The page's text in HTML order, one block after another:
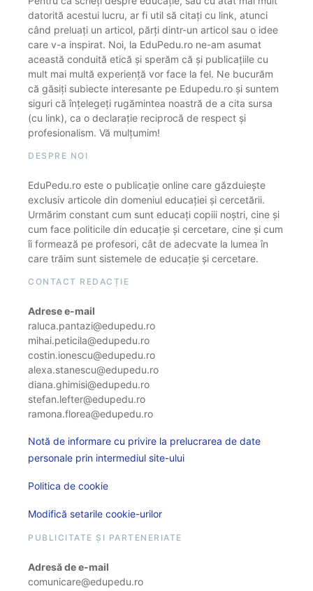
datorită acestui lucru, ar fi util să citați cu link, atunci
când preluați un articol, părți dintr-un articol sau o idee
care v-a inspirat. Noi, la EduPedu.ro ne-am asumat
această conduită etică și sperăm că și publicațiile cu
mult mai multă experiență vor face la fel. Ne bucurăm
că găsiți subiecte interesante pe Edupedu.ro și suntem
siguri că înțelegeți rugămintea noastră de a cita sursa
(cu link), ca o declarație reciprocă de respect și
profesionalism. Vă mulțumim!
DESPRE NOI
EduPedu.ro este o publicație online care găzduiește
exclusiv articole din domeniul educației și cercetării.
Urmărim constant cum sunt educați copiii noștri, cine și
cum face politicile din educație și cercetare, cine și cum
îi formează pe profesori, cât de adecvate la lumea în
care trăim sunt sistemele de educație și cercetare.
CONTACT REDACȚIE
Adrese e-mail
raluca.pantazi@edupedu.ro
mihai.peticila@edupedu.ro
costin.ionescu@edupedu.ro
alexa.stanescu@edupedu.ro
diana.ghimisi@edupedu.ro
stefan.lefter@edupedu.ro
ramona.florea@edupedu.ro
Notă de informare cu privire la prelucrarea de date
personale prin intermediul site-ului
Politica de cookie
Modifică setarile cookie-urilor
PUBLICITATE ȘI PARTENERIATE
Adresă de e-mail
comunicare@edupedu.ro